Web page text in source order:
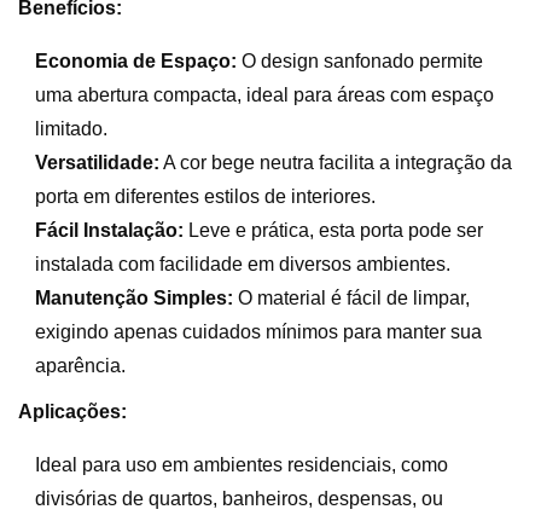
Benefícios:
Economia de Espaço: O design sanfonado permite
uma abertura compacta, ideal para áreas com espaço
limitado.
Versatilidade: A cor bege neutra facilita a integração da
porta em diferentes estilos de interiores.
Fácil Instalação: Leve e prática, esta porta pode ser
instalada com facilidade em diversos ambientes.
Manutenção Simples: O material é fácil de limpar,
exigindo apenas cuidados mínimos para manter sua
aparência.
Aplicações:
Ideal para uso em ambientes residenciais, como
divisórias de quartos, banheiros, despensas, ou